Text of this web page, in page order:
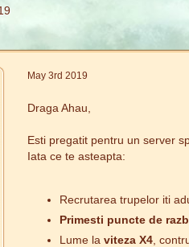
May 3rd 2019
Draga Ahau,
Esti pregatit pentru un server
Iata ce te asteapta:
Recrutarea trupelor iti
Primesti puncte de
Lume la viteza X4,